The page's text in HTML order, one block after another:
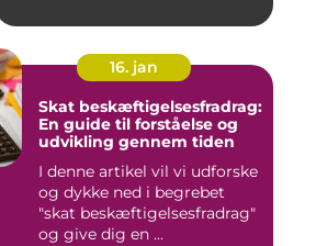
16. jan
Skat beskæftigelsesfradrag:
En guide til forståelse og
udvikling gennem tiden
I denne artikel vil vi udforske
og dykke ned i begrebet
"skat beskæftigelsesfradrag"
og give dig en ...